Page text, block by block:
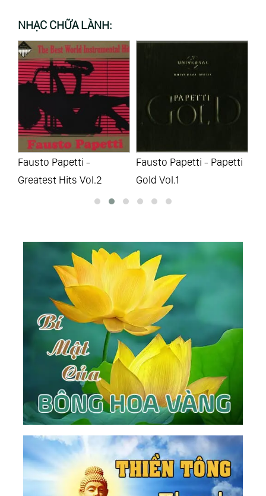
NHẠC CHỮA LÀNH:
Fausto Papetti -
Greatest Hits Vol.2
Fausto Papetti - Papetti
Gold Vol.1